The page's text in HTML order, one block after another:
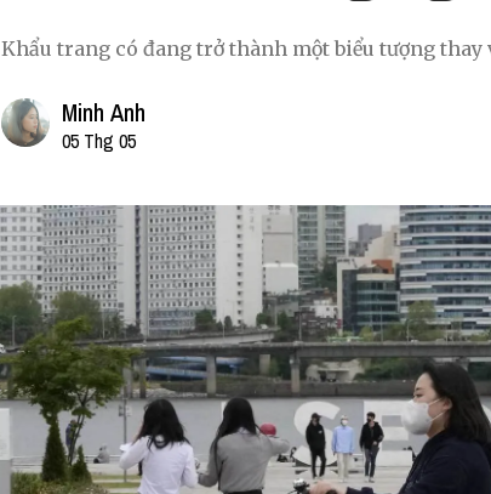
Khẩu trang có đang trở thành một biểu tượng thay
Minh Anh
05 Thg 05